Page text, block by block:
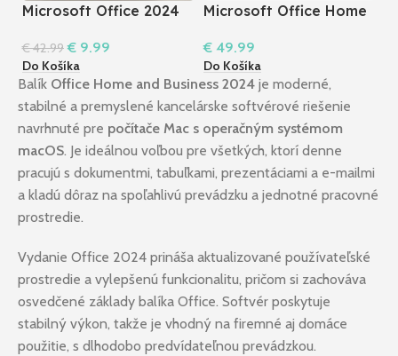
Microsoft Office 2024
€42.99 € 9.99
Do Košíka
Microsoft Office Home
€ 49.99
Do Košíka
Balík Office Home and Business 2024 je moderné,
stabilné a premyslené kancelárske softvérové riešenie
navrhnuté pre počítače Mac s operačným systémom
macOS. Je ideálnou voľbou pre všetkých, ktorí denne
pracujú s dokumentmi, tabuľkami, prezentáciami a e-mailmi
a kladú dôraz na spoľahlivú prevádzku a jednotné pracovné
prostredie.
Vydanie Office 2024 prináša aktualizované používateľské
prostredie a vylepšenú funkcionalitu, pričom si zachováva
osvedčené základy balíka Office. Softvér poskytuje
stabilný výkon, takže je vhodný na firemné aj domáce
použitie, s dlhodobo predvídateľnou prevádzkou.